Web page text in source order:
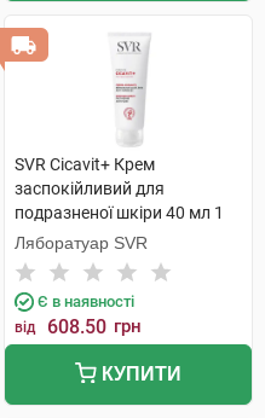
SVR Cicavit+ Крем
заспокійливий для
подразненої шкіри 40 мл 1
туба
Ляборатуар SVR
Є в наявності
від 608.50 грн
КУПИТИ